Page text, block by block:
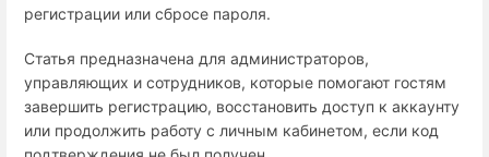
регистрации или сбросе пароля.
Статья предназначена для администраторов,
управляющих и сотрудников, которые помогают гостям
завершить регистрацию, восстановить доступ к аккаунту
или продолжить работу с личным кабинетом, если код